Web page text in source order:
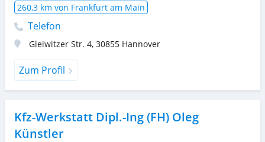
260,3 km von Frankfurt am Main
Telefon
Gleiwitzer Str. 4, 30855 Hannover
Zum Profil
Kfz-Werkstatt Dipl.-Ing (FH) Oleg
Künstler